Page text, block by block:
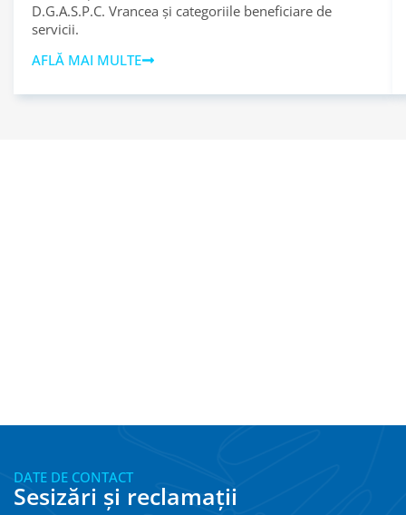
D.G.A.S.P.C. Vrancea și categoriile beneficiare de
servicii.
AFLĂ MAI MULTE
DATE DE CONTACT
Sesizări și reclamații